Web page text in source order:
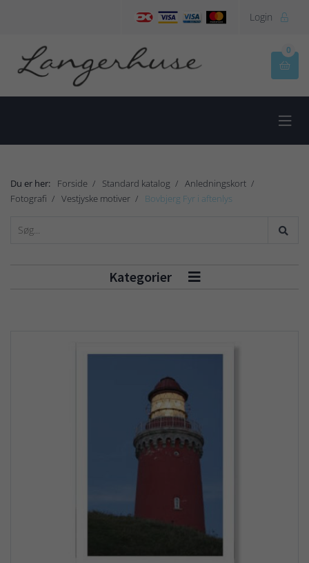
Login 

0

Du er her: Forside Standard katalog
Anledningskort
Fotografi
Vestjyske motiver Bovbjerg Fyr i aftenlys
Kategorier 